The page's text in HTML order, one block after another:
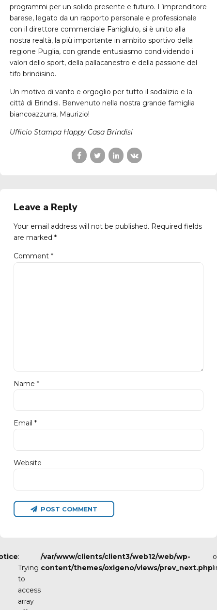
programmi per un solido presente e futuro. L’imprenditore
barese, legato da un rapporto personale e professionale
con il direttore commerciale Fanigliulo, si è unito alla
nostra realtà, la più importante in ambito sportivo della
regione Puglia, con grande entusiasmo condividendo i
valori dello sport, della pallacanestro e della passione del
tifo brindisino.
Un motivo di vanto e orgoglio per tutto il sodalizio e la
città di Brindisi. Benvenuto nella nostra grande famiglia
biancoazzurra, Maurizio!
Ufficio Stampa Happy Casa Brindisi
Leave a Reply
Your email address will not be published. Required fields
are marked *
Comment *
Name *
Email *
Website
POST COMMENT
:
Trying
to
access
array
/var/www/clients/client3/web12/web/wp-
content/themes/oxigeno/views/prev_next.php